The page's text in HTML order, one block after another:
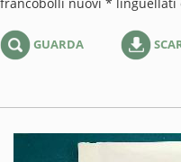
GUARDA